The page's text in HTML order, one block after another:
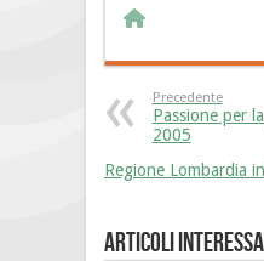
Precedente
Passione per
2005
Regione Lombardia
Articoli